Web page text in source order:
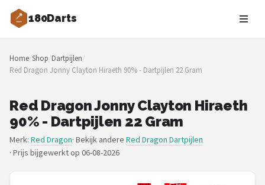
180Darts
Zoeken
NAVIGATIE
Merken
Blog
Dartspelers
Home/Shop/Dartpijlen/
Red Dragon Jonny Clayton Hiraeth 90% - Dartpijlen 22 Gram
Red Dragon Jonny Clayton Hiraeth
90% - Dartpijlen 22 Gram
Merk: Red Dragon· Bekijk andere Red Dragon Dartpijlen
· Prijs bijgewerkt op 06-08-2026